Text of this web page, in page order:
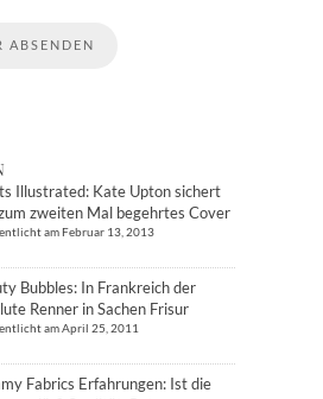
Illustrated: Kate Upton sichert
zweiten Mal begehrtes Cover
am Februar 13, 2013
Bubbles: In Frankreich der
Renner in Sachen Frisur
am April 25, 2011
Fabrics Erfahrungen: Ist die